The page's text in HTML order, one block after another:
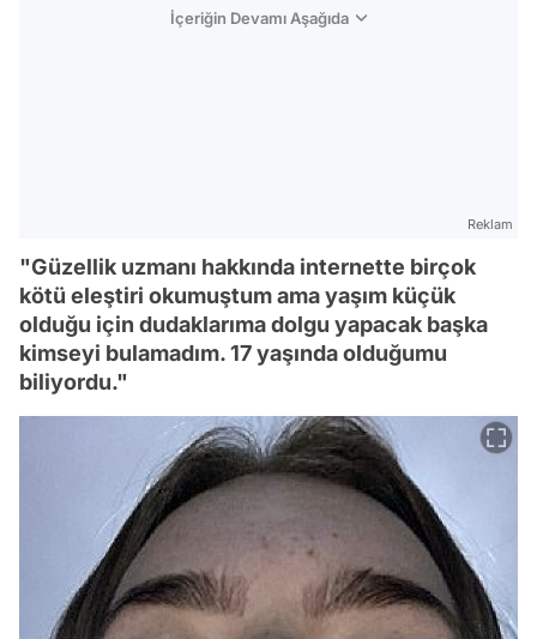
İçeriğin Devamı Aşağıda
Reklam
"Güzellik uzmanı hakkında internette birçok
kötü eleştiri okumuştum ama yaşım küçük
olduğu için dudaklarıma dolgu yapacak başka
kimseyi bulamadım. 17 yaşında olduğumu
biliyordu."